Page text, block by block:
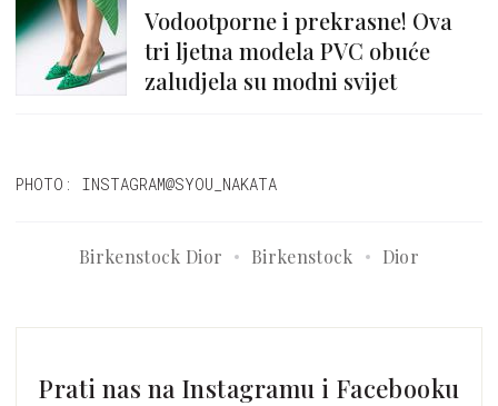
Vodootporne i prekrasne! Ova
tri ljetna modela PVC obuće
zaludjela su modni svijet
PHOTO: INSTAGRAM@SYOU_NAKATA
Birkenstock Dior Birkenstock Dior
Prati nas na Instagramu i Facebooku